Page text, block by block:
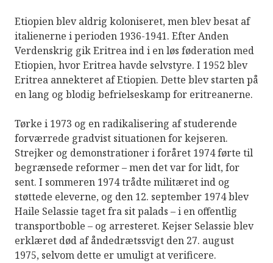
Etiopien blev aldrig koloniseret, men blev besat af
italienerne i perioden 1936-1941. Efter Anden
Verdenskrig gik Eritrea ind i en løs føderation med
Etiopien, hvor Eritrea havde selvstyre. I 1952 blev
Eritrea annekteret af Etiopien. Dette blev starten på
en lang og blodig befrielseskamp for eritreanerne.
Tørke i 1973 og en radikalisering af studerende
forværrede gradvist situationen for kejseren.
Strejker og demonstrationer i foråret 1974 førte til
begrænsede reformer – men det var for lidt, for
sent. I sommeren 1974 trådte militæret ind og
støttede eleverne, og den 12. september 1974 blev
Haile Selassie taget fra sit palads – i en offentlig
transportboble – og arresteret. Kejser Selassie blev
erklæret død af åndedrætssvigt den 27. august
1975, selvom dette er umuligt at verificere.